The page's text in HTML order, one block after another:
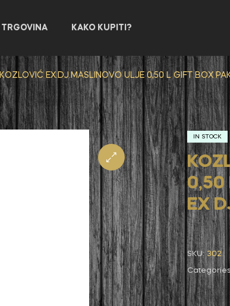
TRGOVINA KAKO KUPITI?
KOZLOVIĆ EX.DJ.MASLINOVO ULJE 0,50 L GIFT BOX
IN STOCK
0,50
EX
SKU:302